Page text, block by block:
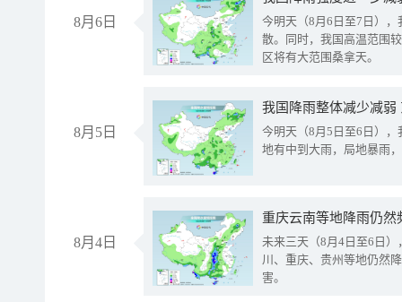
8月6日
今明天（8月6日至7日）
散。同时，我国高温范围
区将有大范围桑拿天。
8月5日
我国降雨整体减少减弱
今明天（8月5日至6日）
地有中到大雨，局地暴雨
8月4日
重庆云南等地降雨仍然
未来三天（8月4日至6日
川、重庆、贵州等地仍然
害。